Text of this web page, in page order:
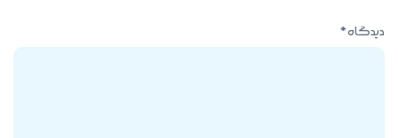
دیدگاه*